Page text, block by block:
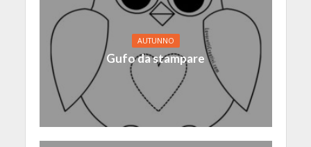
AUTUNNO
Gufo da stampare